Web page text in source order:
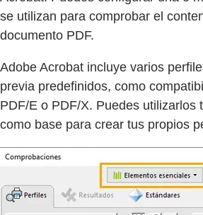
se utilizan para comprobar el
documento PDF.
Adobe Acrobat incluye varios
previa predefinidos, como
PDF/E o PDF/X. Puedes utilizarlos
como base para crear tus propios